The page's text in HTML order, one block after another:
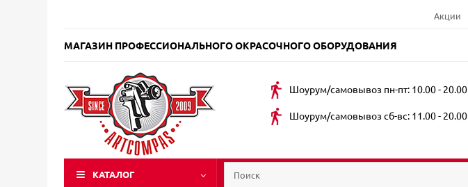
Акции
МАГАЗИН ПРОФЕССИОНАЛЬНОГО ОКРАСОЧНОГО ОБОРУДОВАНИЯ
Шоурум/самовывоз пн-пт: 10.00 - 20.00
Шоурум/самовывоз сб-вс: 11.00 - 20.00
КАТАЛОГ